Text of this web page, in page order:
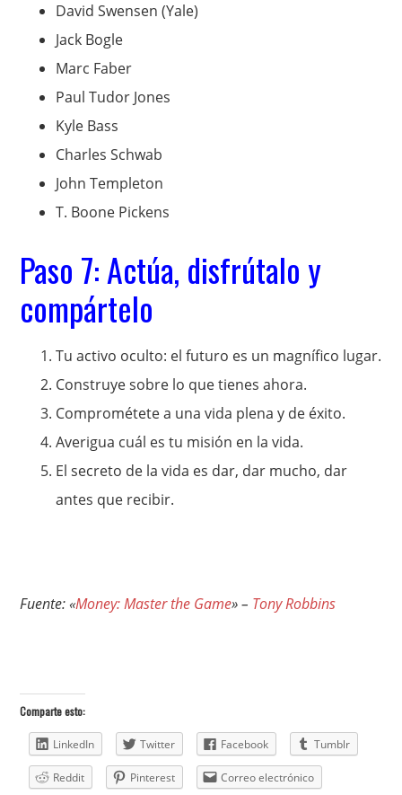
David Swensen (Yale)
Jack Bogle
Marc Faber
Paul Tudor Jones
Kyle Bass
Charles Schwab
John Templeton
T. Boone Pickens
Paso 7: Actúa, disfrútalo y
compártelo
Tu activo oculto: el futuro es un magnífico lugar.
Construye sobre lo que tienes ahora.
Comprométete a una vida plena y de éxito.
Averigua cuál es tu misión en la vida.
El secreto de la vida es dar, dar mucho, dar
antes que recibir.
Fuente: «Money: Master the Game» – Tony Robbins
Comparte esto:
LinkedIn Twitter Facebook Tumblr
Reddit Pinterest Correo electrónico